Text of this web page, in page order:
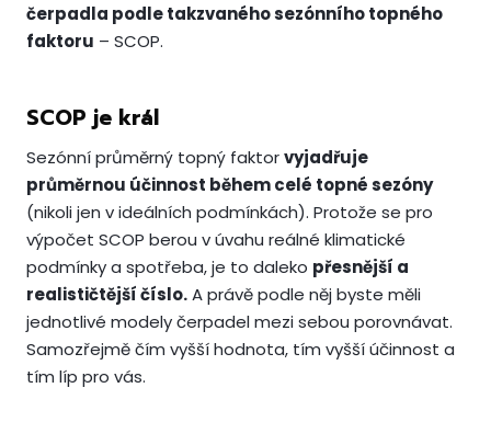
čerpadla podle takzvaného sezónního topného
faktoru – SCOP.
SCOP je král
Sezónní průměrný topný faktorvyjadřuje
průměrnou účinnost během celé topné sezóny
(nikoli jen v ideálních podmínkách). Protože se pro
výpočet SCOP berou v úvahu reálné klimatické
podmínky a spotřeba, je to daleko přesnější a
realističtější číslo.A právě podle něj byste měli
jednotlivé modely čerpadel mezi sebou porovnávat.
Samozřejmě čím vyšší hodnota, tím vyšší účinnost a
tím líp pro vás.